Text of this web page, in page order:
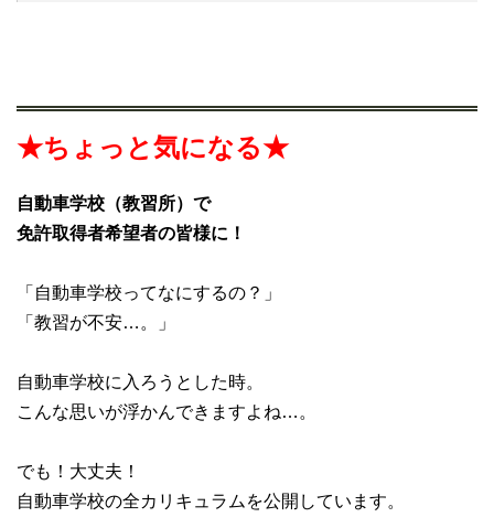
★ちょっと気になる★
自動車学校（教習所）で
免許取得者希望者の皆様に！
「自動車学校ってなにするの？」
「教習が不安…。」
自動車学校に入ろうとした時。
こんな思いが浮かんできますよね…。
でも！大丈夫！
自動車学校の全カリキュラムを公開しています。